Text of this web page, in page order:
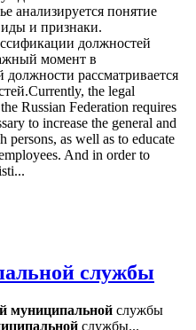
анализируется понятие
и признаки.
должностей
момент в
рассматривается
the legal
Russian Federation requires
to increase the general and
persons, as well as to educate
And in order to
службы
муниципальной службы
службы...